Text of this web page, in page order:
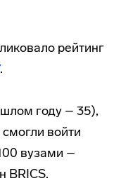
рейтинг
.
году – 35),
войти
вузами –
BRICS.